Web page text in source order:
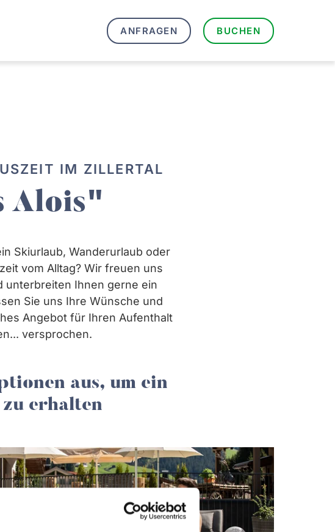
ANFRAGEN BUCHEN
IM ZILLERTAL
Alois"
Skiurlaub, Wanderurlaub oder
vom Alltag? Wir freuen uns
unterbreiten Ihnen gerne ein
Sie uns Ihre Wünsche und
Angebot für Ihren Aufenthalt
versprochen.
aus, um ein
erhalten